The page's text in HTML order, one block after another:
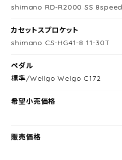
shimano RD-R2000 SS 8speed
カセットスプロケット
shimano CS-HG41-8 11-30T
ペダル
標準/Wellgo Welgo C172
希望小売価格
販売価格